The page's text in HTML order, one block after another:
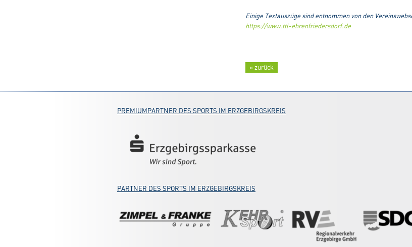
Einige Textauszüge sind entnommen von den
https://www.ttl-ehrenfriedersdorf.de
« zurück
PREMIUMPARTNER DES SPORTS IM ERZGEBIRGSKREIS
PARTNER DES SPORTS IM ERZGEBIRGSKREIS